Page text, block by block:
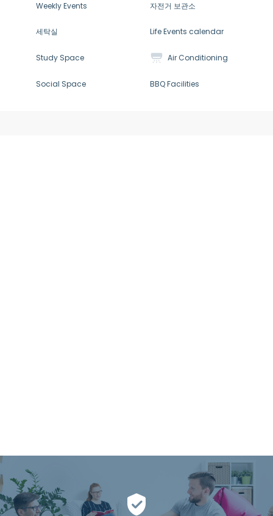
Weekly Events 자전거 보관소
세탁실 Life Events calendar
Study Space Air Conditioning
Social Space BBQ Facilities